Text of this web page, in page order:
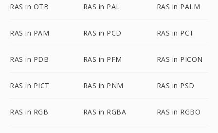
RAS in OTB RAS in PAL RAS in PALM
RAS in PAM RAS in PCD RAS in PCT
RAS in PDB RAS in PFM RAS in PICON
RAS in PICT RAS in PNM RAS in PSD
RAS in RGB RAS in RGBA RAS in RGBO